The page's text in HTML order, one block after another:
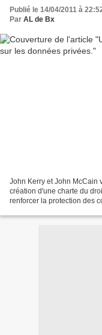
Publié le 14/04/2011 à
Par AL de Bx
John Kerry et John McCain
création d'une charte du
renforcer la protection des